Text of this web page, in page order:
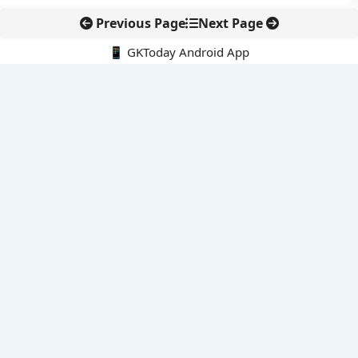
Previous Page Next Page
📱 GKToday Android App